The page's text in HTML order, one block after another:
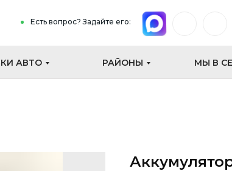
Есть вопрос? Задайте его:
АВТО РАЙОНЫ МЫ В